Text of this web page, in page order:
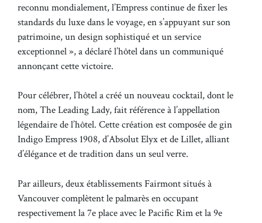
reconnu mondialement, l’Empress continue de fixer les
standards du luxe dans le voyage, en s’appuyant sur son
patrimoine, un design sophistiqué et un service
exceptionnel », a déclaré l’hôtel dans un communiqué
annonçant cette victoire.
Pour célébrer, l’hôtel a créé un nouveau cocktail, dont le
nom, The Leading Lady, fait référence à l’appellation
légendaire de l’hôtel. Cette création est composée de gin
Indigo Empress 1908, d’Absolut Elyx et de Lillet, alliant
d’élégance et de tradition dans un seul verre.
Par ailleurs, deux établissements Fairmont situés à
Vancouver complètent le palmarès en occupant
respectivement la 7e place avec le Pacific Rim et la 9e